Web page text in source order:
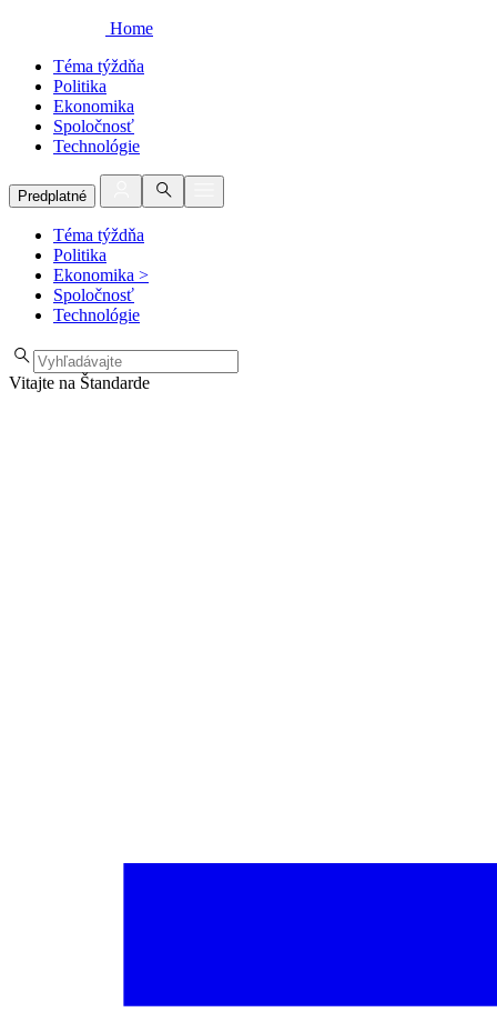
Home
Téma týždňa
Politika
Ekonomika
Spoločnosť
Technológie
Predplatné
Téma týždňa
Politika
Ekonomika >
Spoločnosť
Technológie
Vitajte na Štandarde